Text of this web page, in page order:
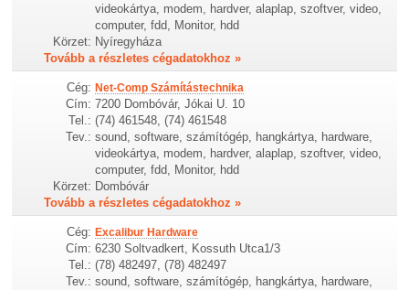
videokártya, modem, hardver, alaplap, szoftver, video,
computer, fdd, Monitor, hdd
Körzet: Nyíregyháza
Tovább a részletes cégadatokhoz »
Cég: Net-Comp Számítástechnika
Cím: 7200 Dombóvár, Jókai U. 10
Tel.: (74) 461548, (74) 461548
Tev.: sound, software, számítógép, hangkártya, hardware,
videokártya, modem, hardver, alaplap, szoftver, video,
computer, fdd, Monitor, hdd
Körzet: Dombóvár
Tovább a részletes cégadatokhoz »
Cég: Excalibur Hardware
Cím: 6230 Soltvadkert, Kossuth Utca1/3
Tel.: (78) 482497, (78) 482497
Tev.: sound, software, számítógép, hangkártya, hardware,